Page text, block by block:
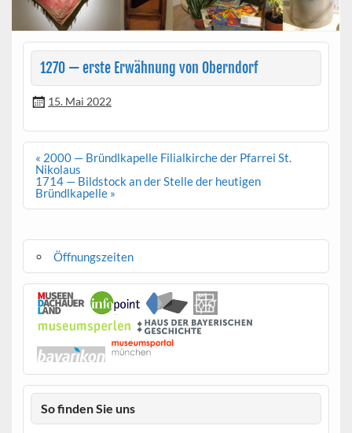
1270 — erste Erwähnung von Oberndorf
15. Mai 2022
Beitragsnavigation
« 2000 — Bründlkapelle Filialkirche der Pfarrei St.
Nikolaus
1714 — Bildstock an der Stelle der heutigen
Bründlkapelle »
Öffnungszeiten
So finden Sie uns